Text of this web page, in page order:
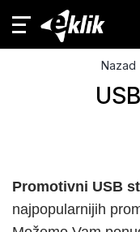
Nazad
Promotivni USB
najpopularnijih